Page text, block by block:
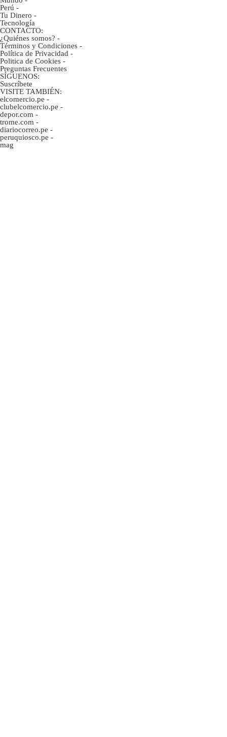
Perú -
Tu Dinero -
Tecnología
CONTACTO:
¿Quiénes somos? -
Términos y Condiciones -
Política de Privacidad -
Politica de Cookies -
Preguntas Frecuentes
SÍGUENOS:
Suscríbete
VISITE TAMBIÉN:
elcomercio.pe -
clubelcomercio.pe -
depor.com -
trome.com -
diariocorreo.pe -
peruquiosco.pe -
mag